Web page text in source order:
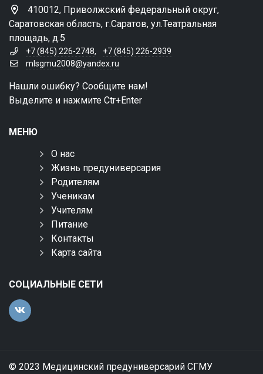
410012, Приволжский федеральный округ,
Саратовская область, г.Саратов, ул.Театральная
площадь, д.5
+7 (845) 226-2748,
+7 (845) 226-2939
mlsgmu2008@yandex.ru
Нашли ошибку? Сообщите нам!
Выделите и нажмите Ctr+Enter
МЕНЮ
О нас
Жизнь предуниверсария
Родителям
Ученикам
Учителям
Питание
Контакты
Карта сайта
СОЦИАЛЬНЫЕ СЕТИ
© 2023 Медицинский предуниверсарий СГМУ